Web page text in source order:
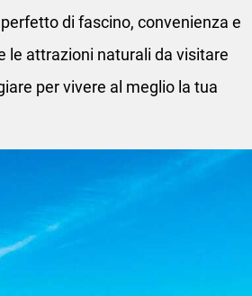
di fascino, convenienza e
le attrazioni naturali da visitare
per vivere al meglio la tua